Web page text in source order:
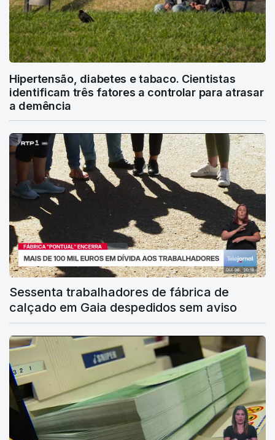
Hipertensão, diabetes e tabaco. Cientistas
identificam três fatores a controlar para atrasar
a demência
Sessenta trabalhadores de fábrica de
calçado em Gaia despedidos sem aviso